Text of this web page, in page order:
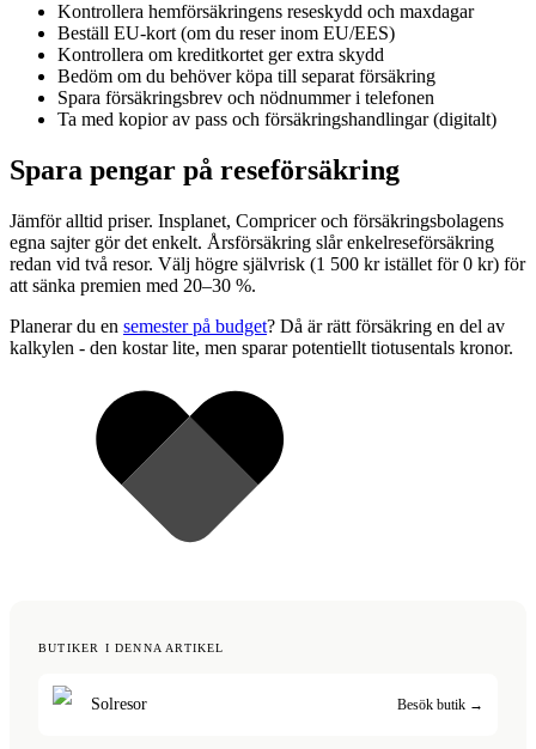
Kontrollera hemförsäkringens reseskydd och maxdagar
Beställ EU-kort (om du reser inom EU/EES)
Kontrollera om kreditkortet ger extra skydd
Bedöm om du behöver köpa till separat försäkring
Spara försäkringsbrev och nödnummer i telefonen
Ta med kopior av pass och försäkringshandlingar (digitalt)
Spara pengar på reseförsäkring
Jämför alltid priser. Insplanet, Compricer och försäkringsbolagens
egna sajter gör det enkelt. Årsförsäkring slår enkelreseförsäkring
redan vid två resor. Välj högre självrisk (1 500 kr istället för 0 kr) för
att sänka premien med 20–30 %.
Planerar du en semester på budget? Då är rätt försäkring en del av
kalkylen - den kostar lite, men sparar potentiellt tiotusentals kronor.
BUTIKER I DENNA ARTIKEL
Solresor Besök butik →